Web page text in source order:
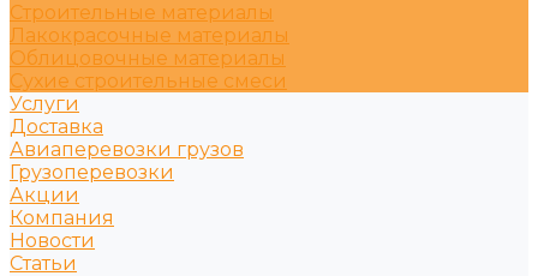
Строительные материалы
Лакокрасочные материалы
Облицовочные материалы
Сухие строительные смеси
Услуги
Доставка
Авиаперевозки грузов
Грузоперевозки
Акции
Компания
Новости
Статьи